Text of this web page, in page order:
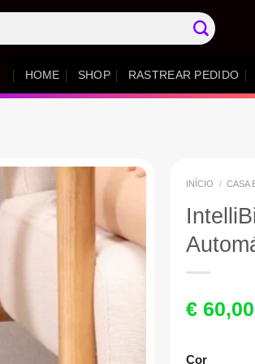
HOME SHOP RASTREAR PEDIDO
INÍCIO / CASA
€ 60,00
Cor